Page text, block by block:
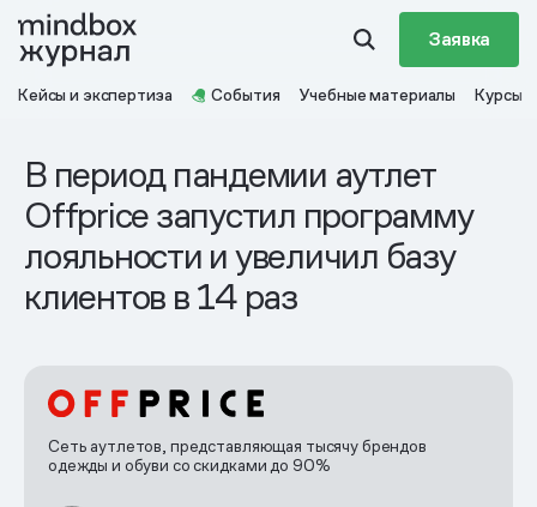
Заявка
Кейсы и экспертиза События Учебные материалы Курсы
В период пандемии аутлет
Offprice запустил программу
лояльности и увеличил базу
клиентов в 14 раз
Сеть аутлетов, представляющая тысячу брендов
одежды и обуви со скидками до 90%